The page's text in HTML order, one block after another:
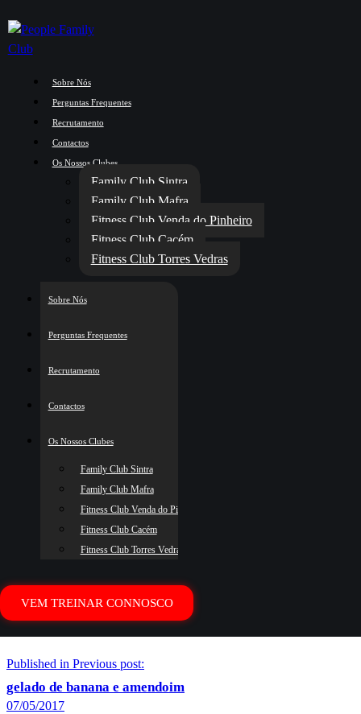
Sobre Nós
Perguntas Frequentes
Recrutamento
Contactos
Os Nossos Clubes
Family Club Sintra
Family Club Mafra
Fitness Club Venda do Pinheiro
Fitness Club Cacém
Fitness Club Torres Vedras
Sobre Nós
Perguntas Frequentes
Recrutamento
Contactos
Os Nossos Clubes
Family Club Sintra
Family Club Mafra
Fitness Club Venda do Pinheiro
Fitness Club Cacém
Fitness Club Torres Vedras
VEM TREINAR CONNOSCO
Home
Política de Privacidades
People Sintra
People Mafra
Venda do Pinheiro
People Cacém
IgniteTV
gelado de banana e amendoim
gelado de banana e amendoim
gelado de banana e amendoim
Navegação de artigos
Published in Previous post:
gelado de banana e amendoim
07/05/2017